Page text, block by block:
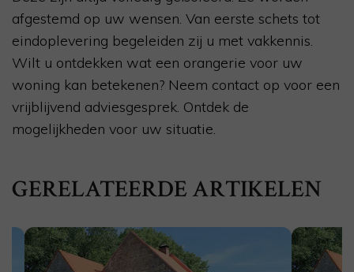
afgestemd op uw wensen. Van eerste schets tot
eindoplevering begeleiden zij u met vakkennis.
Wilt u ontdekken wat een orangerie voor uw
woning kan betekenen? Neem contact op voor een
vrijblijvend adviesgesprek. Ontdek de
mogelijkheden voor uw situatie.
GERELATEERDE ARTIKELEN